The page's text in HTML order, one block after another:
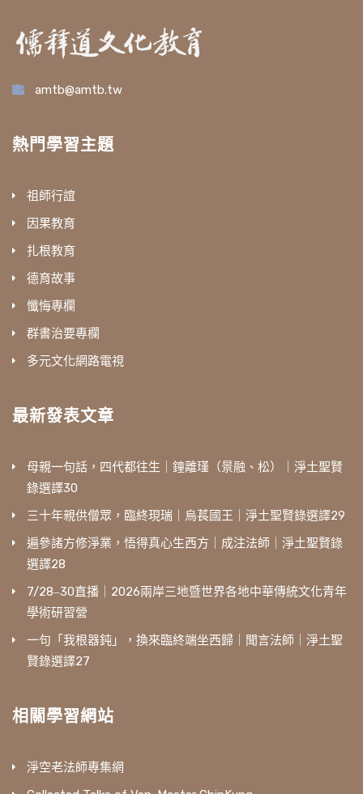
amtb@amtb.tw
熱門學習主題
祖師行誼
因果教育
扎根教育
德育故事
懺悔專欄
群書治要專欄
多元文化網路電視
最新發表文章
母親一句話，四代都往生｜鐘離瑾（景融、松）｜淨土聖賢
錄選譯30
三十年親供僧眾，臨終現瑞｜烏萇國王｜淨土聖賢錄選譯29
遍參諸方修淨業，悟得真心生西方｜成注法師｜淨土聖賢錄
選譯28
7/28‒30直播｜2026兩岸三地暨世界各地中華傳統文化青年
學術研習營
一句「我根器鈍」，換來臨終端坐西歸｜聞言法師｜淨土聖
賢錄選譯27
相關學習網站
淨空老法師專集網